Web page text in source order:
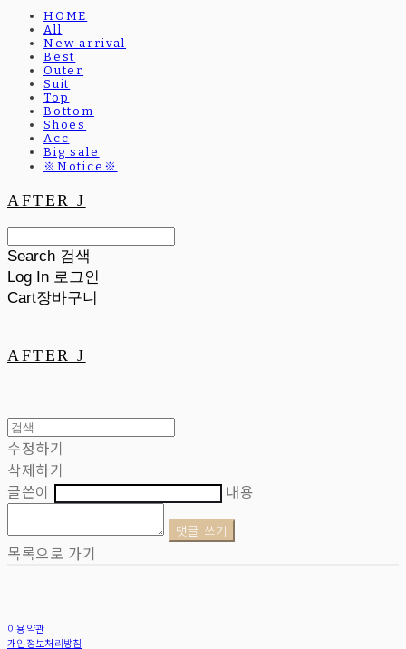
HOME
All
New arrival
Best
Outer
Suit
Top
Bottom
Shoes
Acc
Big sale
※Notice※
AFTER J
Search 검색
Log In 로그인
Cart장바구니
AFTER J
수정하기
삭제하기
글쓴이
내용
댓글 쓰기
목록으로 가기
이용약관
개인정보처리방침